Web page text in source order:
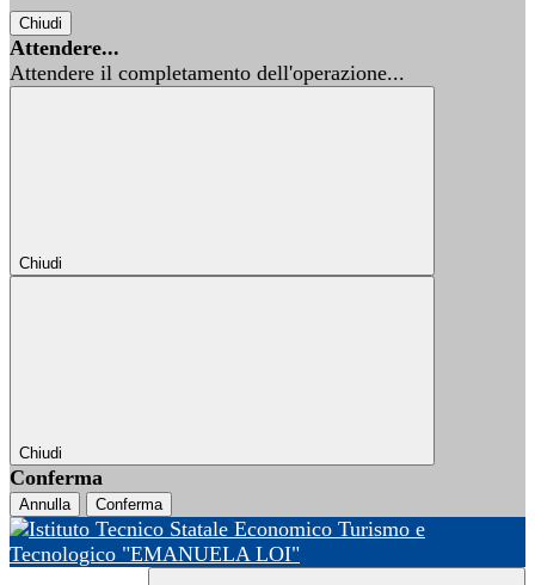
Chiudi
Attendere...
Attendere il completamento dell'operazione...
Chiudi
Chiudi
Conferma
Annulla Conferma